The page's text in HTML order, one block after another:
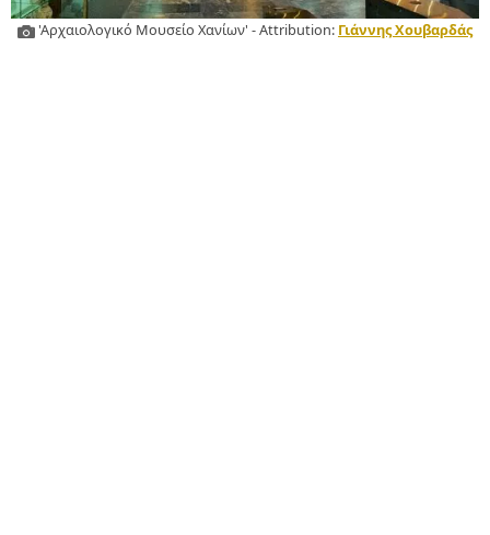
'Αρχαιολογικό Μουσείο Χανίων' - Attribution: Γιάννης Χουβαρδάς